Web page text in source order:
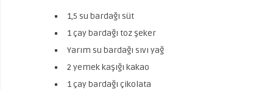
1,5 su bardağı süt
1 çay bardağı toz şeker
Yarım su bardağı sıvı yağ
2 yemek kaşığı kakao
1 çay bardağı çikolata